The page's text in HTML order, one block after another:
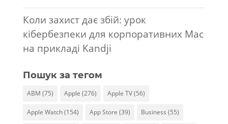
Коли захист дає збій: урок
кібербезпеки для корпоративних Mac
на прикладі Kandji
Пошук за тегом
ABM (75) Apple (276) Apple TV(56)
Apple Watch(154) App Store (39) Business (55)